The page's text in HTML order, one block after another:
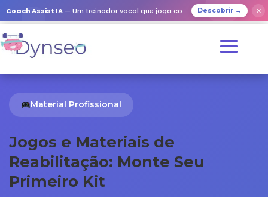
Coach Assist IA — Um treinador vocal que joga com os seus entes queridos Descobrir → ✕
Material Profissional
Jogos e Materiais de
Reabilitação: Monte Seu
Primeiro Kit